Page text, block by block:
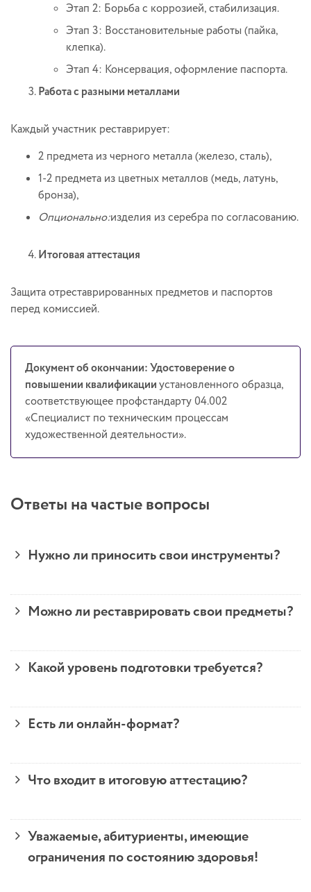
Этап 2: Борьба с коррозией, стабилизация.
Этап 3: Восстановительные работы (пайка,
клепка).
Этап 4: Консервация, оформление паспорта.
Работа с разными металлами
Каждый участник реставрирует:
2 предмета из черного металла (железо, сталь),
1-2 предмета из цветных металлов (медь, латунь,
бронза),
Опционально:изделия из серебра по согласованию.
Итоговая аттестация
Защита отреставрированных предметов и паспортов
перед комиссией.
Документ об окончании: Удостоверение о
повышении квалификацииустановленного образца,
соответствующее профстандарту 04.002
«Специалист по техническим процессам
художественной деятельности».
Ответы на частые вопросы
Нужно ли приносить свои инструменты?
Можно ли реставрировать свои предметы?
Какой уровень подготовки требуется?
Есть ли онлайн-формат?
Что входит в итоговую аттестацию?
Уважаемые, абитуриенты, имеющие
ограничения по состоянию здоровья!